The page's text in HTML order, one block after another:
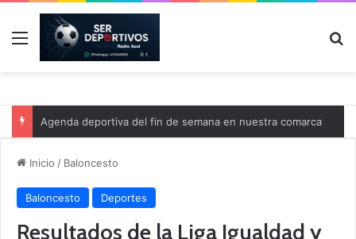
Menú
Agenda deportiva del fin de semana en nuestra comarca
Inicio / Baloncesto
Baloncesto Deportes
Resultados de la Liga Igualdad y